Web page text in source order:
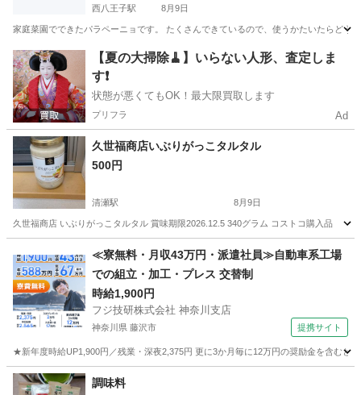
西八王子駅 8月9日
家庭菜園でできたパラペーニョです。 たくさんできているので、使うかたいたらど
東京 八王子市 西八王子駅 食品 ピクルス
【夏の大掃除🧹】いらない人形、査定しま
す❗️
状態が悪くてもOK！最大限買取します
プリフラ Ad
久世福商店いぶりがっこタルタル
500円
清瀬駅 8月9日
久世福商店 いぶりがっこタルタル 賞味期限2026.12.5 340グラム コストコ購入品
清瀬駅 食品
≪寮無料・月収43万円・派遣社員≫自動車系工場
での組立・加工・プレス 交替制
時給1,900円
フジ技研株式会社 神奈川支店
神奈川県 藤沢市 提携サイト
★新年度時給UP1,900円／残業・深夜2,375円 更に3か月毎に12万円の奨励金を含む
神奈川 藤沢市 その他
調味料